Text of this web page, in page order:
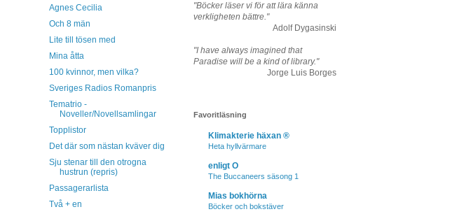
Agnes Cecilia
Och 8 män
Lite till tösen med
Mina åtta
100 kvinnor, men vilka?
Sveriges Radios Romanpris
Tematrio -
Noveller/Novellsamlingar
Topplistor
Det där som nästan kväver dig
Sju stenar till den otrogna
hustrun (repris)
Passagerarlista
Två + en
"Böcker läser vi för att lära känna
verkligheten bättre."
Adolf Dygasinski
"I have always imagined that
Paradise will be a kind of library."
Jorge Luis Borges
Favoritläsning
Klimakterie häxan ®
Heta hyllvärmare
enligt O
The Buccaneers säsong 1
Mias bokhörna
Böcker och bokstäver